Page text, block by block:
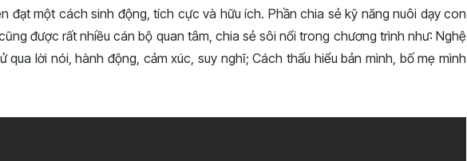
đạt một cách sinh động, tích cực và hữu ích. Phần chia sẻ kỹ năng nuôi dạy con
được rất nhiều cán bộ quan tâm, chia sẻ sôi nổi trong chương trình như: Nghệ
qua lời nói, hành động, cảm xúc, suy nghĩ; Cách thấu hiểu bản mình, bố mẹ mình